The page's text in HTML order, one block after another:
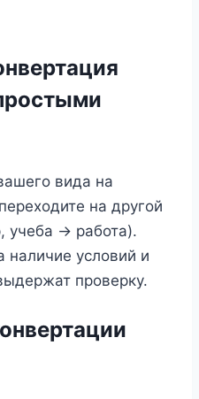
вида на
на другой
учеба -> работа).
условий и
проверку.